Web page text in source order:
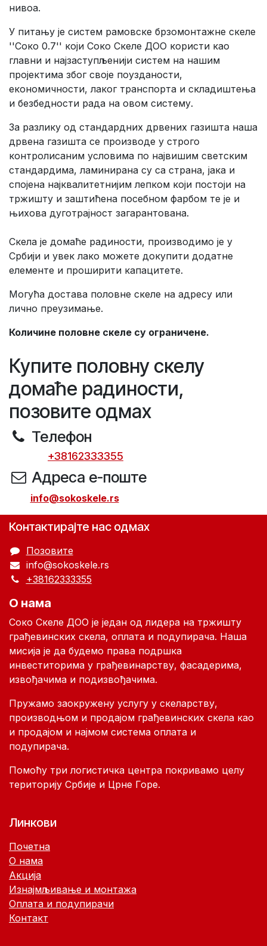
нивоа.
У питању је систем рамовске брзомонтажне скеле
''Соко 0.7'' који Соко Скеле ДОО користи као
главни и најзаступљенији систем на нашим
пројектима због своје поузданости,
економичности, лаког транспорта и складиштења
и безбедности рада на овом систему.
За разлику од стандардних дрвених газишта наша
дрвена газишта се производе у строго
контролисаним условима по највишим светским
стандардима, ламинирана су са страна, јака и
спојена најквалитетнијим лепком који постоји на
тржишту и заштићена посебном фарбом те је и
њихова дуготрајност загарантована.
Скела је домаће радиности, производимо је у
Србији и увек лако можете докупити додатне
елементе и проширити капацитете.
Могућа достава половне скеле на адресу или
лично преузимање.
Количине половне скеле су ограничене.
Купите половну скелу
домаће радиности,
позовите одмах
Телефон
+38162333355
Адреса е-поште
info@sokoskele.rs
Контактирајте нас одмах
Позовите
info@sokoskele.rs
+38162333355
О нама
Соко Скеле ДОО je један од лидера на тржишту
грађевинских скела, оплата и подупирача. Наша
мисија је да будемо права подршка
инвеститорима у грађевинарству, фасадерима,
извођачима и подизвођачима.
Пружамо заокружену услугу у скеларству,
производњом и продајом грађевинских скела као
и продајом и најмом система оплата и
подупирача.
Помоћу три логистичка центра покривамо целу
територију Србије и Црне Горе.
Линкови
Почетна
О нама
Акција
Изнајмљивање и монтажа
Оплата и подупирачи
Контакт